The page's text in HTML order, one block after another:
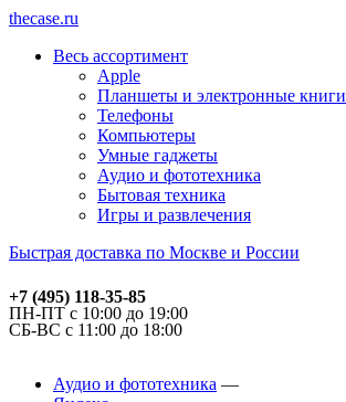
thecase.ru
Весь ассортимент
Apple
Планшеты и электронные книги
Телефоны
Компьютеры
Умные гаджеты
Аудио и фототехника
Бытовая техника
Игры и развлечения
Быстрая доставка по Москве и России
+7 (495) 118-35-85
ПН-ПТ с 10:00 до 19:00
СБ-ВС с 11:00 до 18:00
Аудио и фототехника